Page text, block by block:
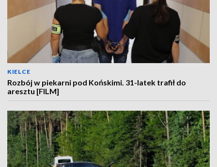
KIELCE
Rozbój w piekarni pod Końskimi. 31-latek trafił do
aresztu [FILM]